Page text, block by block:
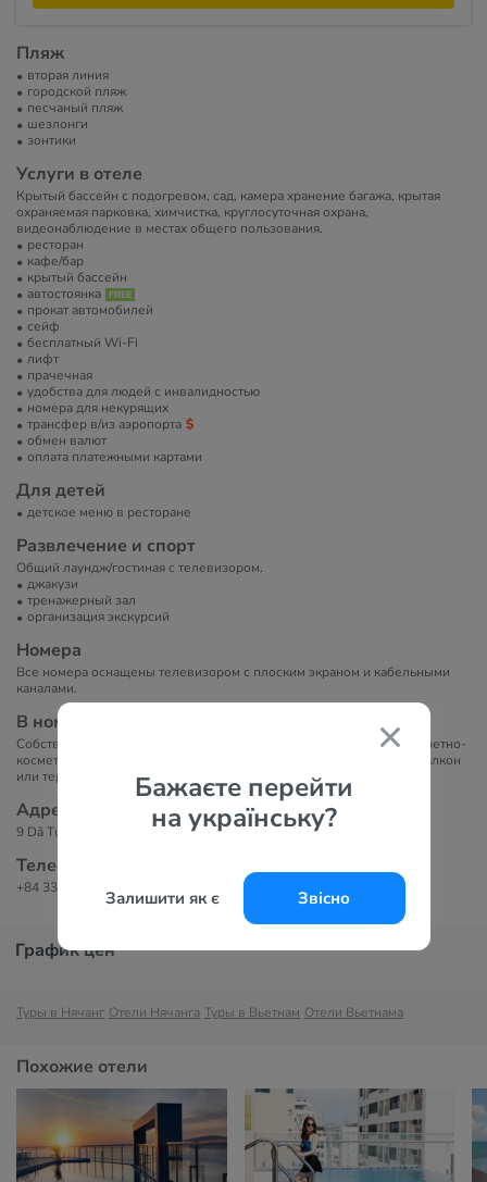
Бажаєте перейти
на українську?
Залишити як є Звісно
Пляж
вторая линия
городской пляж
песчаный пляж
шезлонги
зонтики
Услуги в отеле
Крытый бассейн с подогревом, сад, камера хранение багажа, крытая
охраняемая парковка, химчистка, круглосуточная охрана,
видеонаблюдение в местах общего пользования.
ресторан
кафе/бар
крытый бассейн
автостоянка
прокат автомобилей
сейф
бесплатный Wi-Fi
лифт
прачечная
удобства для людей с инвалидностью
номера для некурящих
трансфер в/из аэропорта
обмен валют
оплата платежными картами
Для детей
детское меню в ресторане
Развлечение и спорт
Общий лаундж/гостиная с телевизором.
джакузи
тренажерный зал
организация экскурсий
Номера
Все номера оснащены телевизором с плоским экраном и кабельными
каналами.
В номерах
Собственная ванная комната, ванна или душ, фен, бесплатные туалетно-
косметические принадлежности, кондиционер, сейф, мини-бар, балкон
или терраса.
Адрес
9 Dã Tượng, Нячанг, Вьетнам.
Телефоны
+84 336 321 300
График цен
Туры в Нячанг Отели Нячанга Туры в Вьетнам Отели Вьетнама
Похожие отели